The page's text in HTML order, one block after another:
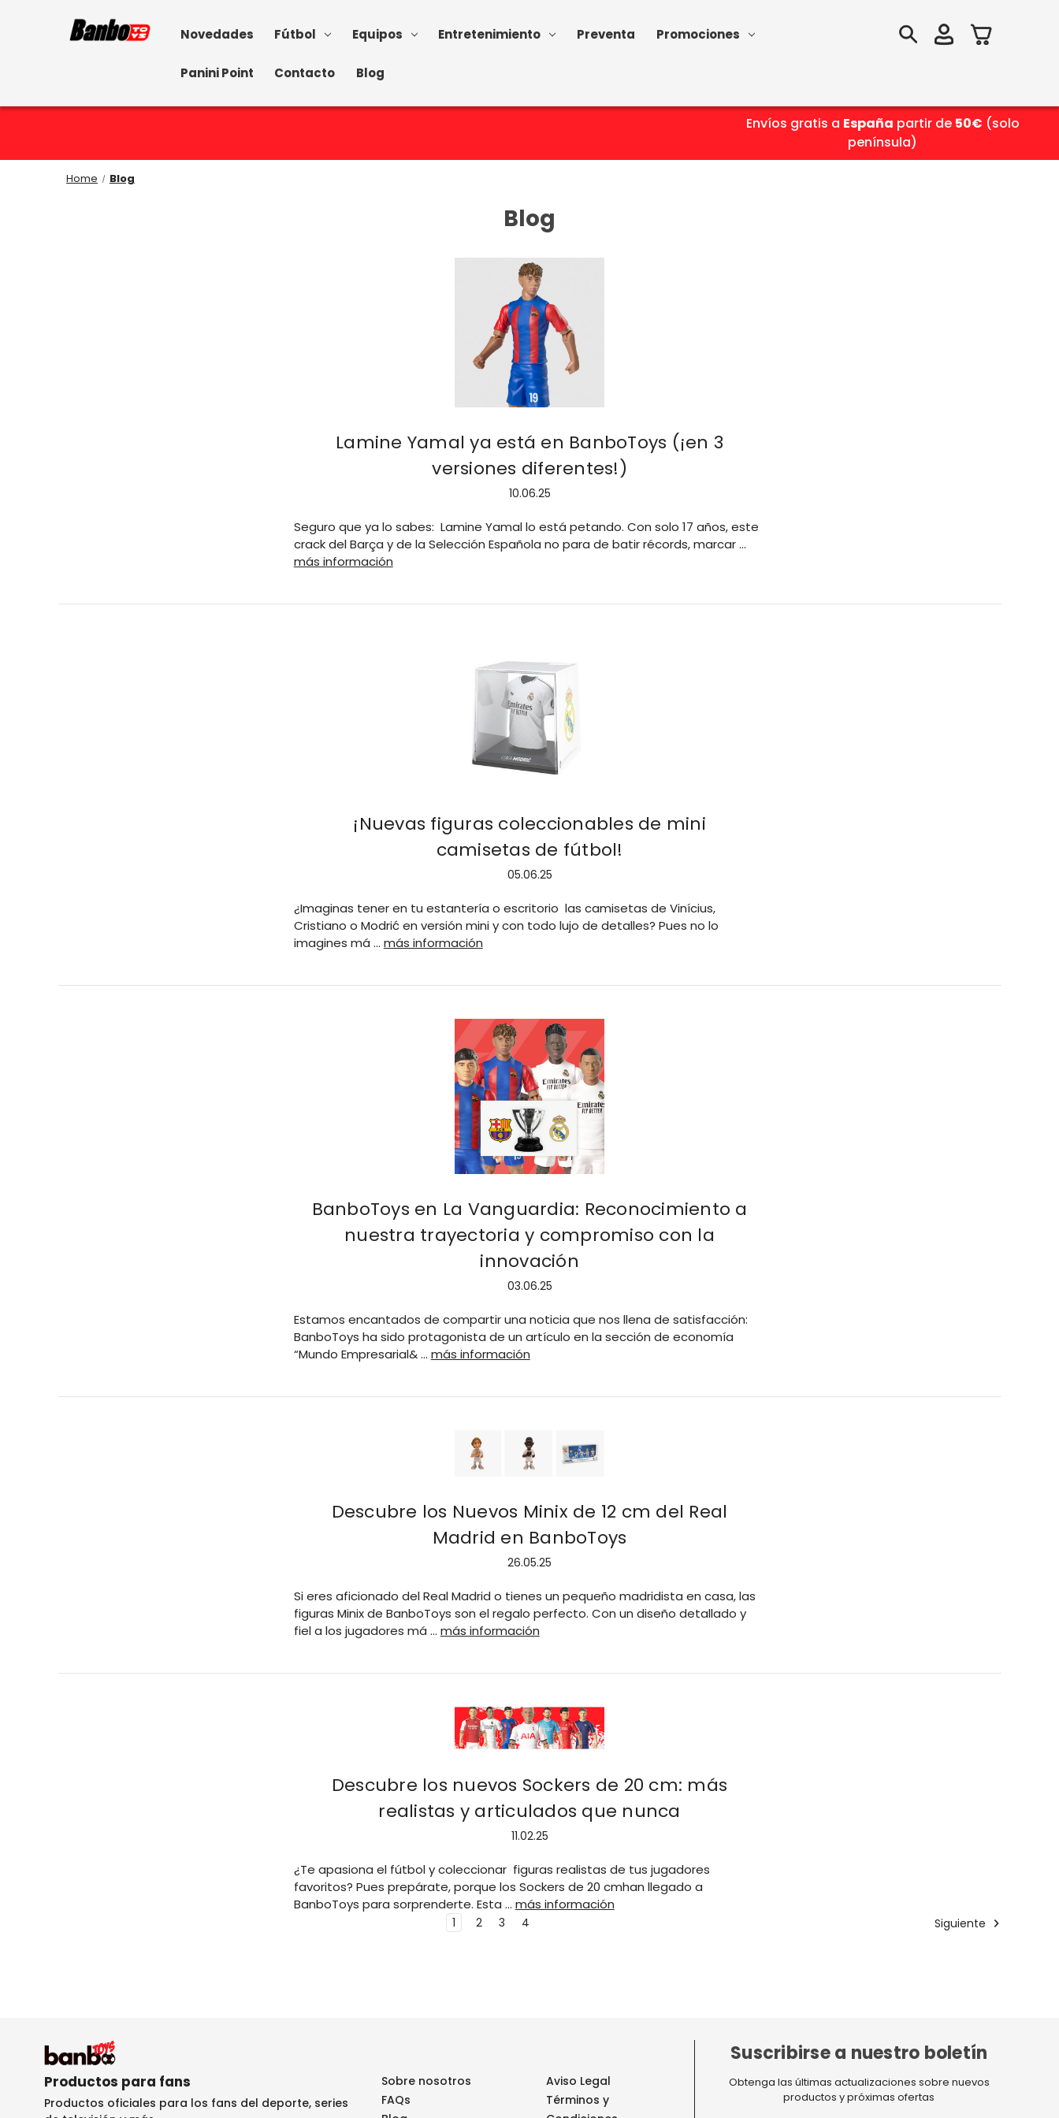
Novedades Fútbol Equipos Entretenimiento Preventa Promociones
Panini Point Contacto Blog
Envíos gratis a España partir de 50€ (solo
península)
Home Blog
Blog
Lamine Yamal ya está en BanboToys (¡en 3
versiones diferentes!)
10.06.25
Seguro que ya lo sabes: Lamine Yamal lo está petando. Con solo 17 años, este
crack del Barça y de la Selección Española no para de batir récords, marcar …
más información
¡Nuevas figuras coleccionables de mini
camisetas de fútbol!
05.06.25
¿Imaginas tener en tu estantería o escritorio las camisetas de Vinícius,
Cristiano o Modrić en versión mini y con todo lujo de detalles? Pues no lo
imagines má … más información
BanboToys en La Vanguardia: Reconocimiento a
nuestra trayectoria y compromiso con la
innovación
03.06.25
Estamos encantados de compartir una noticia que nos llena de satisfacción:
BanboToys ha sido protagonista de un artículo en la sección de economía
“Mundo Empresarial& … más información
Descubre los Nuevos Minix de 12 cm del Real
Madrid en BanboToys
26.05.25
Si eres aficionado del Real Madrid o tienes un pequeño madridista en casa, las
figuras Minix de BanboToys son el regalo perfecto. Con un diseño detallado y
fiel a los jugadores má … más información
Descubre los nuevos Sockers de 20 cm: más
realistas y articulados que nunca
11.02.25
¿Te apasiona el fútbol y coleccionar figuras realistas de tus jugadores
favoritos? Pues prepárate, porque los Sockers de 20 cmhan llegado a
BanboToys para sorprenderte. Esta … más información
1 2 3 4 Siguiente
Productos para fans
Productos oficiales para los fans del deporte, series
Sobre nosotros
FAQs
Aviso Legal
Términos y
Suscribirse a nuestro boletín
Obtenga las últimas actualizaciones sobre nuevos
productos y próximas ofertas